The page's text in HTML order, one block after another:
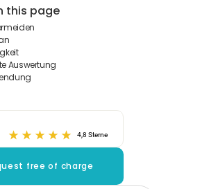
this page
Auswertung
4,8 Sterne
free of charge